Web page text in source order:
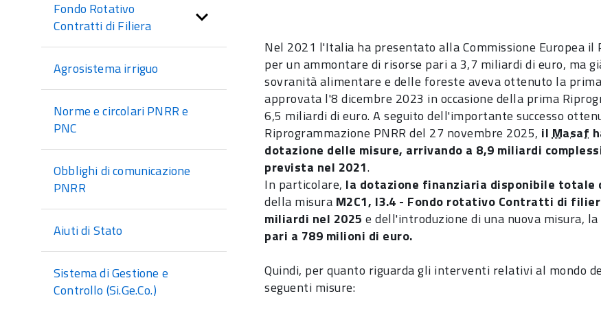
Fondo Rotativo
Contratti di Filiera
Agrosistema irriguo
Norme e circolari PNRR e
PNC
Obblighi di comunicazione
PNRR
Aiuti di Stato
Sistema di Gestione e
Controllo (Si.Ge.Co.)
Nel 2021 l'Italia ha presentato alla Commissione Europea il
per un ammontare di risorse pari a 3,7 miliardi di euro, ma
sovranità alimentare e delle foreste aveva ottenuto la
approvata l'8 dicembre 2023 in occasione della prima
6,5 miliardi di euro. A seguito dell'importante successo
Riprogrammazione PNRR del 27 novembre 2025, ilMasaf
dotazione delle misure, arrivando a 8,9 miliardi
prevista nel 2021.
In particolare, la dotazione finanziaria disponibile totale
della misura M2C1, I3.4 - Fondo rotativo Contratti di
miliardi nel 2025 e dell'introduzione di una nuova misura, la
pari a 789 milioni di euro.
Quindi, per quanto riguarda gli interventi relativi al mondo
seguenti misure: